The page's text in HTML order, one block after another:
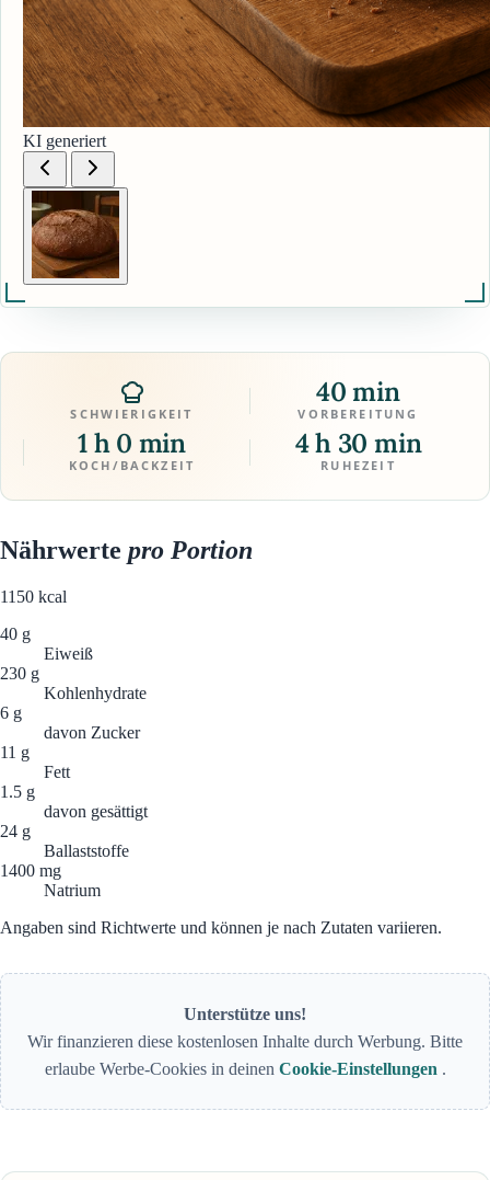
KI generiert
SCHWIERIGKEIT
40 min
VORBEREITUNG
1 h 0 min
KOCH/BACKZEIT
4 h 30 min
RUHEZEIT
Nährwerte pro Portion
1150 kcal
40 g
Eiweiß
230 g
Kohlenhydrate
6 g
davon Zucker
11 g
Fett
1.5 g
davon gesättigt
24 g
Ballaststoffe
1400 mg
Natrium
Angaben sind Richtwerte und können je nach Zutaten variieren.
Unterstütze uns!
Wir finanzieren diese kostenlosen Inhalte durch Werbung. Bitte
erlaube Werbe-Cookies in deinen Cookie-Einstellungen .